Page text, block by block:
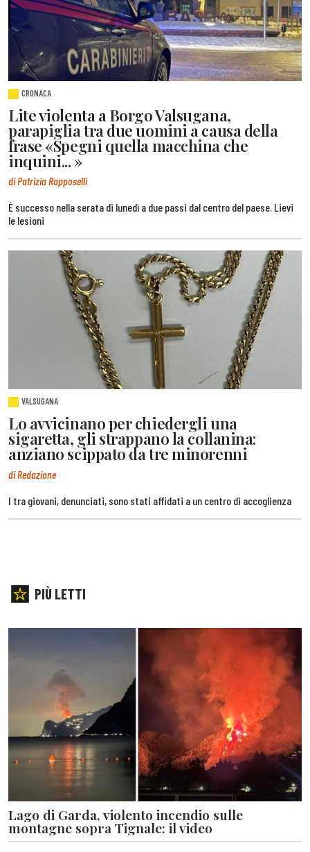
CRONACA
Lite violenta a Borgo Valsugana,
parapiglia tra due uomini a causa della
frase «Spegni quella macchina che
inquini... »
di Patrizia Rapposelli
È successo nella serata di lunedì a due passi dal centro del paese. Lievi
le lesioni
VALSUGANA
Lo avvicinano per chiedergli una
sigaretta, gli strappano la collanina:
anziano scippato da tre minorenni
di Redazione
I tra giovani, denunciati, sono stati affidati a un centro di accoglienza
PIÙ LETTI
Lago di Garda, violento incendio sulle
montagne sopra Tignale: il video